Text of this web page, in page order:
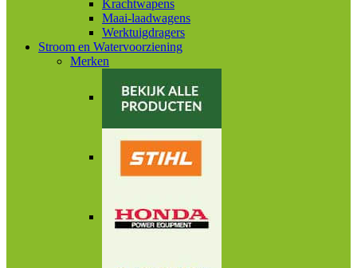
Krachtwapens
Maai-laadwagens
Werktuigdragers
Stroom en Watervoorziening
Merken